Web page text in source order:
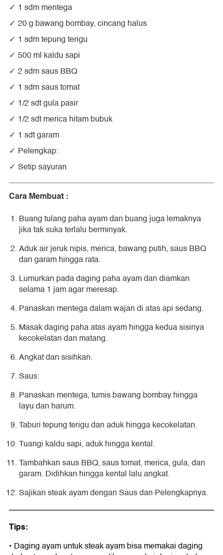
1 sdm mentega
20 g bawang bombay, cincang halus
1 sdm tepung terigu
500 ml kaldu sapi
2 sdm saus BBQ
1 sdm saus tomat
1/2 sdt gula pasir
1/2 sdt merica hitam bubuk
1 sdt garam
Pelengkap:
Setip sayuran
Cara Membuat :
Buang tulang paha ayam dan buang juga lemaknya
jika tak suka terlalu berminyak.
Aduk air jeruk nipis, merica, bawang putih, saus BBQ
dan garam hingga rata.
Lumurkan pada daging paha ayam dan diamkan
selama 1 jam agar meresap.
Panaskan mentega dalam wajan di atas api sedang.
Masak daging paha atas ayam hingga kedua sisinya
kecokelatan dan matang.
Angkat dan sisihkan.
Saus:
Panaskan mentega, tumis bawang bombay hingga
layu dan harum.
Taburi tepung terigu dan aduk hingga kecokelatan.
Tuangi kaldu sapi, aduk hingga kental.
Tambahkan saus BBQ, saus tomat, merica, gula, dan
garam. Didihkan hingga kental lalu angkat.
Sajikan steak ayam dengan Saus dan Pelengkapnya.
Tips:
• Daging ayam untuk steak ayam bisa memakai daging